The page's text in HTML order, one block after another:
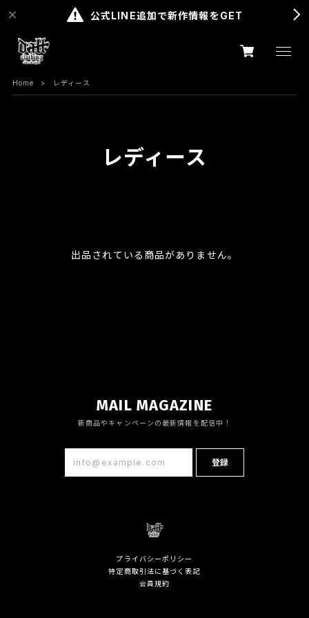
公式LINE追加で新作情報をGET
Home レディース
レディース
出品されている商品がありません。
MAIL MAGAZINE
新商品やキャンペーンの最新情報を配信中！
登録
プライバシーポリシー
特定商取引法に基づく表記
会員規約